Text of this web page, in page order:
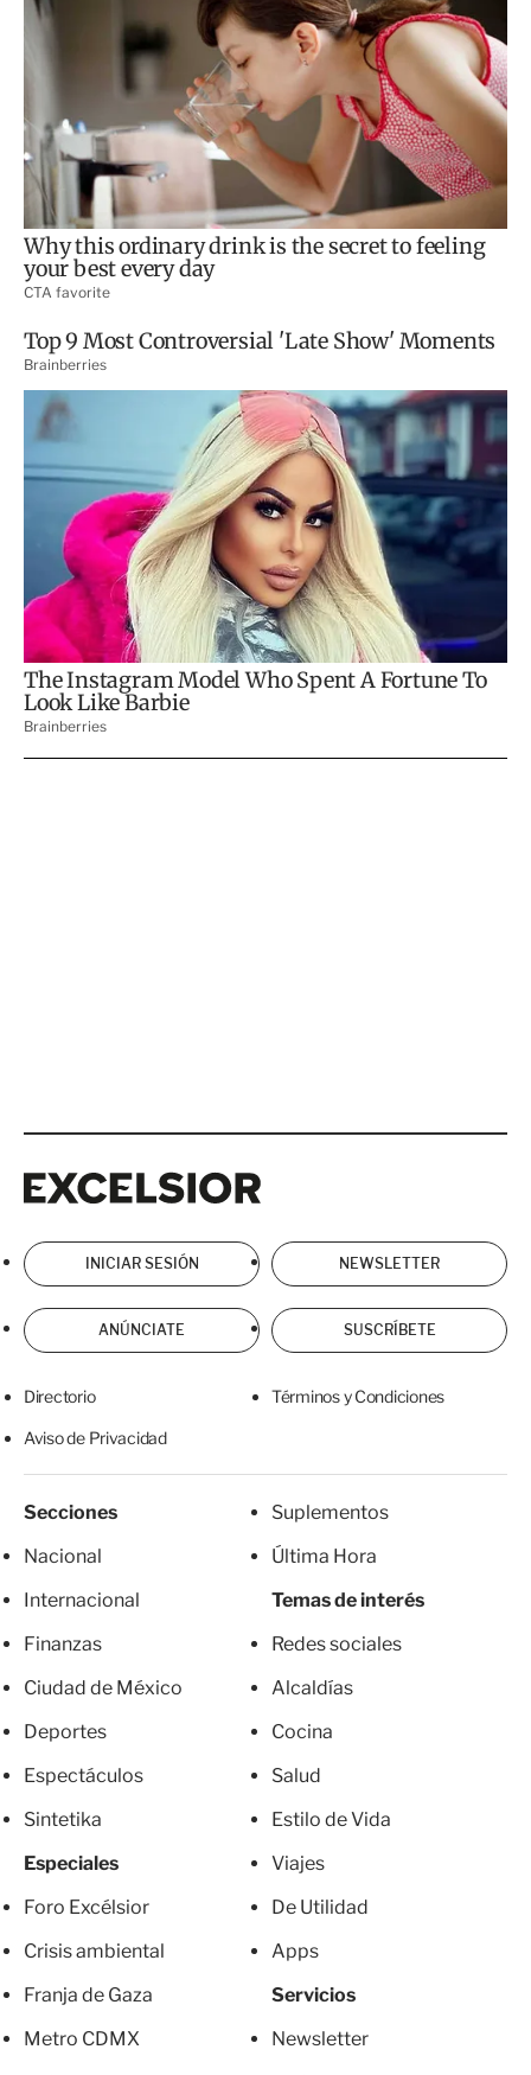
INICIAR SESIÓN NEWSLETTER
ANÚNCIATE SUSCRÍBETE
Directorio Términos y Condiciones
Aviso de Privacidad
Secciones
Nacional
Internacional
Finanzas
Ciudad de México
Deportes
Espectáculos
Sintetika
Especiales
Foro Excélsior
Crisis ambiental
Franja de Gaza
Metro CDMX
Suplementos
Última Hora
Temas de interés
Redes sociales
Alcaldías
Cocina
Salud
Estilo de Vida
Viajes
De Utilidad
Apps
Servicios
Newsletter